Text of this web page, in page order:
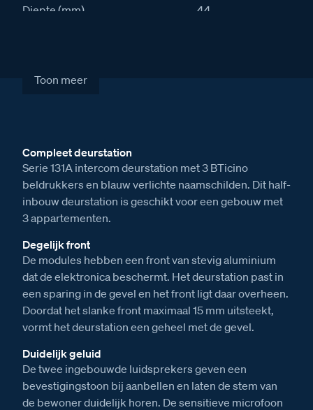
Diepte (mm)
44
Stroomafname in rust (mA)
Verkoopprijs excl. BTW
Toon meer
Compleet deurstation
Serie 131A intercom deurstation met 3 BTicino
beldrukkers en blauw verlichte naamschilden. Dit half-
inbouw deurstation is geschikt voor een gebouw met
3 appartementen.
Degelijk front
De modules hebben een front van stevig aluminium
dat de elektronica beschermt. Het deurstation past in
een sparing in de gevel en het front ligt daar overheen.
Doordat het slanke front maximaal 15 mm uitsteekt,
vormt het deurstation een geheel met de gevel.
Duidelijk geluid
De twee ingebouwde luidsprekers geven een
bevestigingstoon bij aanbellen en laten de stem van
de bewoner duidelijk horen. De sensitieve microfoon